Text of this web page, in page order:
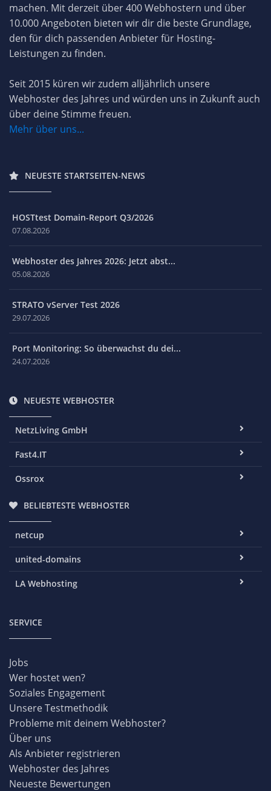
machen. Mit derzeit über 400 Webhostern und über
10.000 Angeboten bieten wir dir die beste Grundlage,
den für dich passenden Anbieter für Hosting-
Leistungen zu finden.
Seit 2015 küren wir zudem alljährlich unsere
Webhoster des Jahres und würden uns in Zukunft auch
über deine Stimme freuen.
Mehr über uns...
NEUESTE STARTSEITEN-NEWS
HOSTtest Domain-Report Q3/2026
07.08.2026
Webhoster des Jahres 2026: Jetzt abst...
05.08.2026
STRATO vServer Test 2026
29.07.2026
Port Monitoring: So überwachst du dei...
24.07.2026
NEUESTE WEBHOSTER
NetzLiving GmbH
Fast4.IT
Ossrox
BELIEBTESTE WEBHOSTER
netcup
united-domains
LA Webhosting
SERVICE
Jobs
Wer hostet wen?
Soziales Engagement
Unsere Testmethodik
Probleme mit deinem Webhoster?
Über uns
Als Anbieter registrieren
Webhoster des Jahres
Neueste Bewertungen